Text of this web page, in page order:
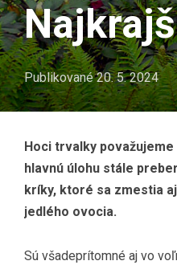
Publikované20. 5. 2024
Hoci trvalky
hlavnú úlohu stále
kríky, ktoré sa zmestia
jedlého ovocia.
Sú všadeprítomné aj vo